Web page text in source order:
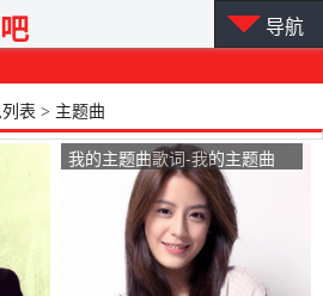
导航
表 > 主题曲
我的主题曲歌词-我的主题曲
LRC歌词-江语晨